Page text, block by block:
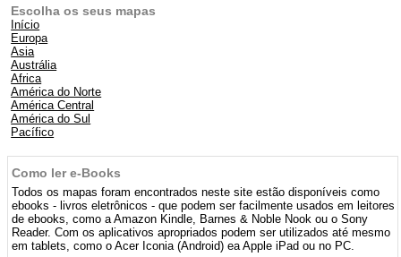
Escolha os seus mapas
Início
Europa
Asia
Austrália
Africa
América do Norte
América Central
América do Sul
Pacífico
Como ler e-Books
Todos os mapas foram encontrados neste site estão disponíveis como
ebooks - livros eletrônicos - que podem ser facilmente usados ​​em leitores
de ebooks, como a Amazon Kindle, Barnes & Noble Nook ou o Sony
Reader. Com os aplicativos apropriados podem ser utilizados até mesmo
em tablets, como o Acer Iconia (Android) ea Apple iPad ou no PC.